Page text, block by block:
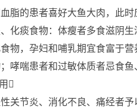
脂的患者喜好大鱼大肉，此
化痰食物：体瘦者多食滋阴
物，孕妇和哺乳期宜食富于
哮喘患者和过敏体质者忌食

节炎、消化不良、痛经者予